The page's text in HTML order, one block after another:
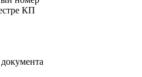
КП